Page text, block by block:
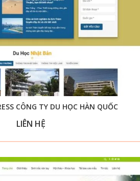
CÔNG TY DU HỌC HÀN QUỐC
LIÊN HỆ